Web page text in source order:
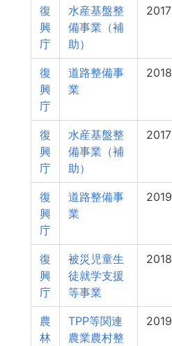
復
興
庁
水産基盤整
備事業（補
助）
2017
復
興
庁
道路整備事
業
2018
復
興
庁
水産基盤整
備事業（補
助）
2017
復
興
庁
道路整備事
業
2019
復
興
庁
被災児童生
徒就学支援
等事業
2018
農
林
TPP等関連
農業農村整
2019